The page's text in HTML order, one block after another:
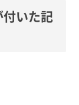
付いた記